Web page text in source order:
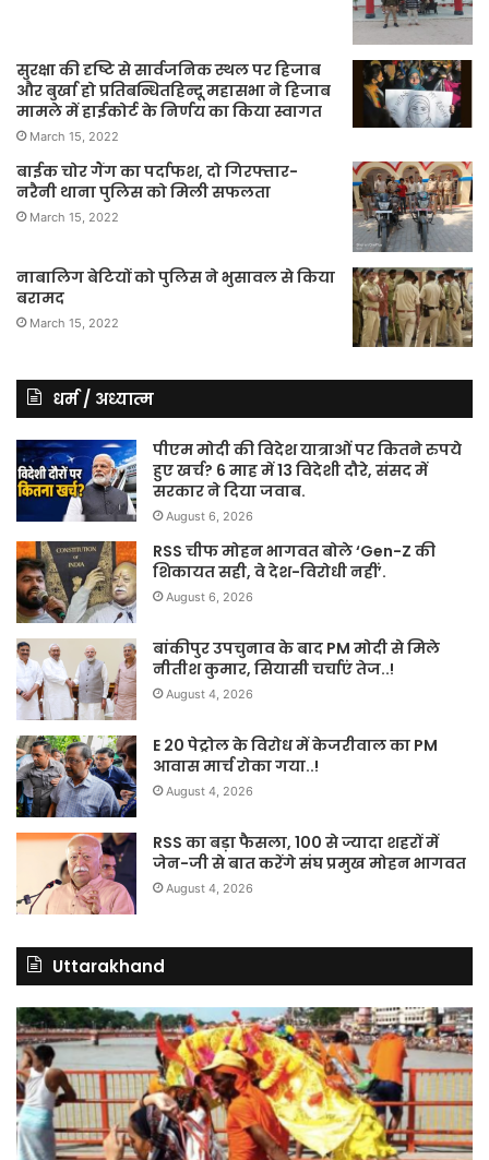
सुरक्षा की दृष्टि से सार्वजनिक स्थल पर हिजाब
और बुर्खा हो प्रतिबन्धितहिन्दू महासभा ने हिजाब
मामले में हाईकोर्ट के निर्णय का किया स्वागत
March 15, 2022
बाईक चोर गैंग का पर्दाफश, दो गिरफ्तार-
नरैनी थाना पुलिस को मिली सफलता
March 15, 2022
नाबालिग बेटियों को पुलिस ने भुसावल से किया
बरामद
March 15, 2022
धर्म / अध्यात्म
पीएम मोदी की विदेश यात्राओं पर कितने रुपये
हुए खर्च? 6 माह में 13 विदेशी दौरे, संसद में
सरकार ने दिया जवाब.
August 6, 2026
RSS चीफ मोहन भागवत बोले ‘Gen-Z की
शिकायत सही, वे देश-विरोधी नहीं’.
August 6, 2026
बांकीपुर उपचुनाव के बाद PM मोदी से मिले
नीतीश कुमार, सियासी चर्चाएं तेज..!
August 4, 2026
E 20 पेट्रोल के विरोध में केजरीवाल का PM
आवास मार्च रोका गया..!
August 4, 2026
RSS का बड़ा फैसला, 100 से ज्यादा शहरों में
जेन-जी से बात करेंगे संघ प्रमुख मोहन भागवत
August 4, 2026
Uttarakhand